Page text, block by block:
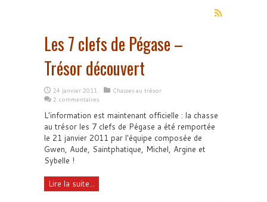
Les 7 clefs de Pégase –
Trésor découvert
24 janvier 2011
Chasses au trésor
2 commentaires
L'information est maintenant officielle : la chasse
au trésor les 7 clefs de Pégase a été remportée
le 21 janvier 2011 par l'équipe composée de
Gwen, Aude, Saintphatique, Michel, Argine et
Sybelle !
Lire la suite...